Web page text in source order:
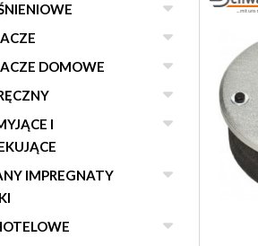
DOMOWE
I
IMPREGNATY